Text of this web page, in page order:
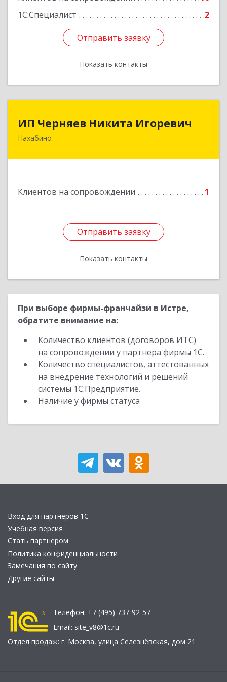
1С:Специалист
2
Отправить заявку
Показать контакты
Отправить заявку
Назад
ИП Черняев Никита Игоревич
Нахабино
Клиентов на сопровождении 1
Отправить заявку
Показать контакты
143430, Московская обл, Красногорский р-н,
Подробнее
Отправить заявку
Назад
При выборе фирмы-франчайзи в Истре,
обратите внимание на:
Количество клиентов (договоров ИТС)
на сопровождении у партнера фирмы 1С.
Количество специалистов, аттестованных
на внедрение технологий и решений
системы 1С:Предприятие.
Наличие у фирмы статуса
Вход для партнеров 1С
Учебная версия
Стать партнером
Политика конфиденциальности
Замечания по сайту
Другие сайты
Телефон: +7 (495) 737-92-57
Email: site_v8@1c.ru
Отдел продаж: г. Москва, улица Селезнёвская, дом 21